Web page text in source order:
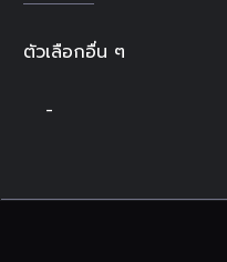
ตัวเลือกอื่น ๆ
-